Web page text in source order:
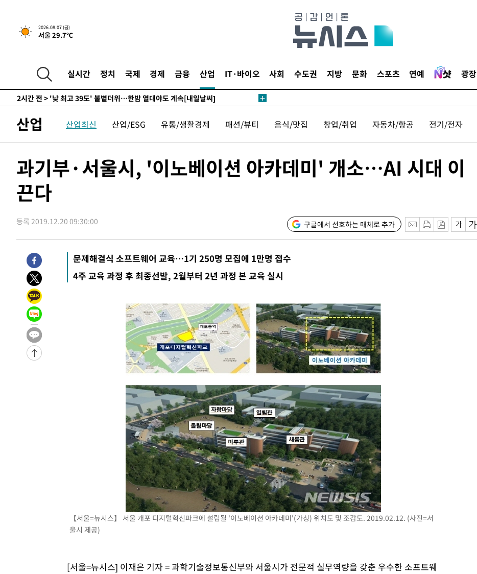
2026.08.07 (금)
서울 29.7℃
실시간 정치 국제 경제 금융 산업 IT·바이오 사회 수도권 지방 문화 스포츠 연예 광장
1시간 전 >[속보]합참 "北 발사체는 단거리탄도미사일…감시·경계태세 강화"
2시간 전 >[속보]합참 "북, 동해상으로 미상 발사체 발사"
'낮 최고 39도' 불볕더위…한밤 열대야도 계속[내일날씨]
2시간 전 > [속보]7~9일 프로야구 3연전도 폭염 취소…11일 재개
2시간 전 >
'월드컵 탈락 후폭풍' 축구협회…초유의 압수수색에 '충격·당황'
2시간 전 >서울 낮 37.9도, 올여름 최고치 경신…영등포 순간 '40도'
2시간 전 >[속보]종합특검, 대검 추가 압수수색…내란 중요임무종사 혐의
3시간 전 >
[속보]코스닥, 800p 회복…0.26% 오른 801.67 마감
3시간 전 >[속보]코스피, 301.88포인트(4.58%) 내린 6296.38 마감
3시간 전 >[속보]원·달러 환율, 0.7원 내린 1423.8원 마감
7시간 전 >내일까지 39도 '펄펄'…기상청 "태풍 지나며 폭염 잠시 꺾인다"
-12122초 전 >
'월드컵 탈락 후폭풍' 축구협회…11시간 걸린 초유의 압수수색(종
-11558초 전 >
[속보] 뉴욕증시, 혼조 출발…나스닥 0.3%↓, 다우 0.14%↑
-10351초 전 >
축구협회, 15년 전 심판 성 접대 파문에 "현재는 내부 지침 준수"
-9036초 전 >
1시간 전 >
[속보]합참 "北 발사체는 단거리탄도미사일…감시·경계태세 강화"
1시간 전 >
日방위성, 北이 동해로 쏜 발사체는 탄도미사일 가능성
1시간 전 >
[속보] SKT, 에이닷 서비스 장애 발생…"원인 파악 중"
2시간 전 >
[속보]합참 "북, 동해상으로 미상 발사체 발사"
'낮 최고 39도' 불볕더위…한밤 열대야도 계속[내일날씨]
[속보]7~9일 프로야구 3연전도 폭염 취소…11일 재개
"韓 외환시장 개입 관측 배경엔 美의 대한국 무역적자 있어"
'월드컵 탈락 후폭풍' 축구협회…초유의 압수수색에 '충격·당황'
서울 낮 37.9도, 올여름 최고치 경신…영등포 순간 '40도'
[속보]종합특검, 대검 추가 압수수색…내란 중요임무종사 혐의
[속보]코스닥, 800p 회복…0.26% 오른 801.67 마감
[속보]코스피, 301.88포인트(4.58%) 내린 6296.38 마감
[속보]원·달러 환율, 0.7원 내린 1423.8원 마감
"여기 떨어졌다"…다누리, 스페이스X 로켓 달 충돌 흔적 포착
손흥민, 5경기 연속골 실패…LAFC는 승부차기 끝 과달라하라 격파
내일까지 39도 '펄펄'…기상청 "태풍 지나며 폭염 잠시 꺾인다"
산업 산업최신 산업/ESG 유통/생활경제 패션/뷰티 음식/맛집 창업/취업 자동차/항공 전기/전자
과기부·서울시, '이노베이션 아카데미' 개소…AI 시대 이
끈다
등록 2019.12.20 09:30:00 구글에서 선호하는 매체로 추가
문제해결식 소프트웨어 교육…1기 250명 모집에 1만명 접수
4주 교육 과정 후 최종선발, 2월부터 2년 과정 본 교육 실시
【서울=뉴시스】 서울 개포 디지털혁신파크에 설립될 '이노베이션 아카데미'(가칭) 위치도 및 조감도. 2019.02.12. (사진=서
울시 제공)
[서울=뉴시스] 이재은 기자 = 과학기술정보통신부와 서울시가 전문적 실무역량을 갖춘 우수한 소프트웨